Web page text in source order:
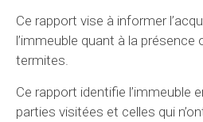
Ce rapport vise à informer
l’immeuble quant à la présence
termites.
Ce rapport identifie l’immeuble
parties visitées et celles qui